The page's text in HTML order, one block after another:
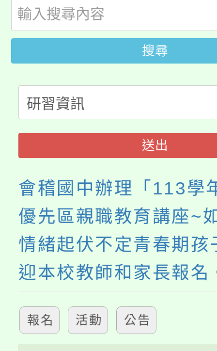
開!
115年桃園市運動會8/
田徑場及游泳池舉行。
桃園市低收入戶享有免
視費優惠，中低收入戶
半價優惠，詳情可洽有
者。
大園自造教育及科技中
份教師增能研習
大溪自造教育及科技中
份教師研習
淨零綠生活教案入校路
會
115年食農教育專業人
程
搜尋
送出
會稽國中辦理「113學
優先區親職教育講座~
情緒起伏不定青春期孩
迎本校教師和家長報名
報名 活動 公告